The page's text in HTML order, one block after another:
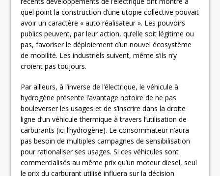
quel point la construction d’une utopie collective pouvait
avoir un caractère « auto réalisateur ». Les pouvoirs
publics peuvent, par leur action, qu’elle soit légitime ou
pas, favoriser le déploiement d’un nouvel écosystème
de mobilité. Les industriels suivent, même s’ils n’y
croient pas toujours.
Par ailleurs, à l’inverse de l’électrique, le véhicule à
hydrogène présente l’avantage notoire de ne pas
bouleverser les usages et de s’inscrire dans la droite
ligne d’un véhicule thermique à travers l’utilisation de
carburants (ici l’hydrogène). Le consommateur n’aura
pas besoin de multiples campagnes de sensibilisation
pour rationaliser ses usages. Si ces véhicules sont
commercialisés au même prix qu’un moteur diesel, seul
le prix du carburant utilisé influera sur la décision